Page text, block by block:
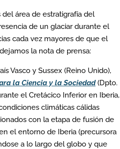
área de estratigrafía del
de un glaciar durante el
cada vez mayores de que el
la nota de prensa:
Vasco y Sussex (Reino Unido),
la Ciencia y la Sociedad(Dpto.
el Cretácico Inferior en Iberia,
climáticas cálidas
con la etapa de fusión de
el entorno de Iberia (precursora
a lo largo del globo y que